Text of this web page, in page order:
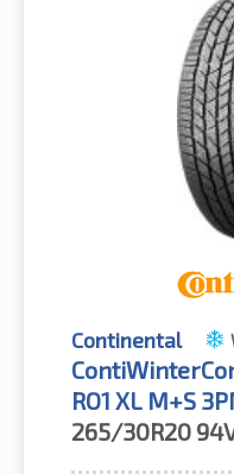
Continental
RO1 XL M+S
265/30R20